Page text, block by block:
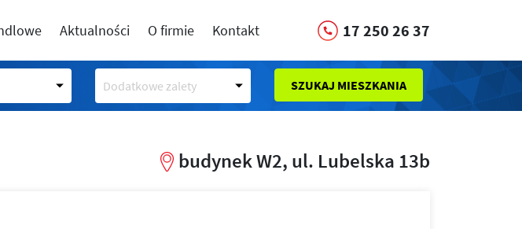
Aktualności O firmie Kontakt 17 250 26 37
Dodatkowe zalety SZUKAJ MIESZKANIA
budynek W2, ul. Lubelska 13b